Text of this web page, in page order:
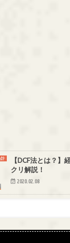
計
【DCF法とは？】
クリ解説！
2020.02.08